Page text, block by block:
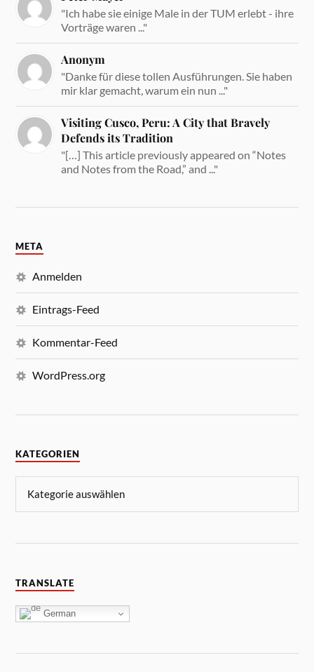
"Ich habe sie einige Male in der TUM erlebt - ihre
Vorträge waren ..."
Anonym
"Danke für diese tollen Ausführungen. Sie haben
mir klar gemacht, warum ein nun ..."
Visiting Cusco, Peru: A City that Bravely
Defends its Tradition
"[…] This article previously appeared on “Notes
and Notes from the Road,” and ..."
META
Anmelden
Eintrags-Feed
Kommentar-Feed
WordPress.org
KATEGORIEN
TRANSLATE
German